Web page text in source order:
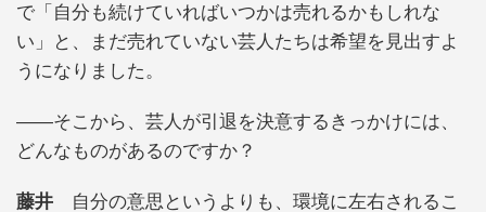
で「自分も続けていればいつかは売れるかもしれな
い」と、まだ売れていない芸人たちは希望を見出すよ
うになりました。
――そこから、芸人が引退を決意するきっかけには、
どんなものがあるのですか？
藤井 自分の意思というよりも、環境に左右されるこ